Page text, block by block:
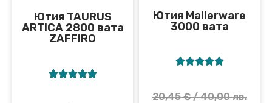
Ютия TAURUS
ARTICA 2800 вата
ZAFFIRO

Ютия Mallerware
3000 вата

20,45€/ 40,00 лв.